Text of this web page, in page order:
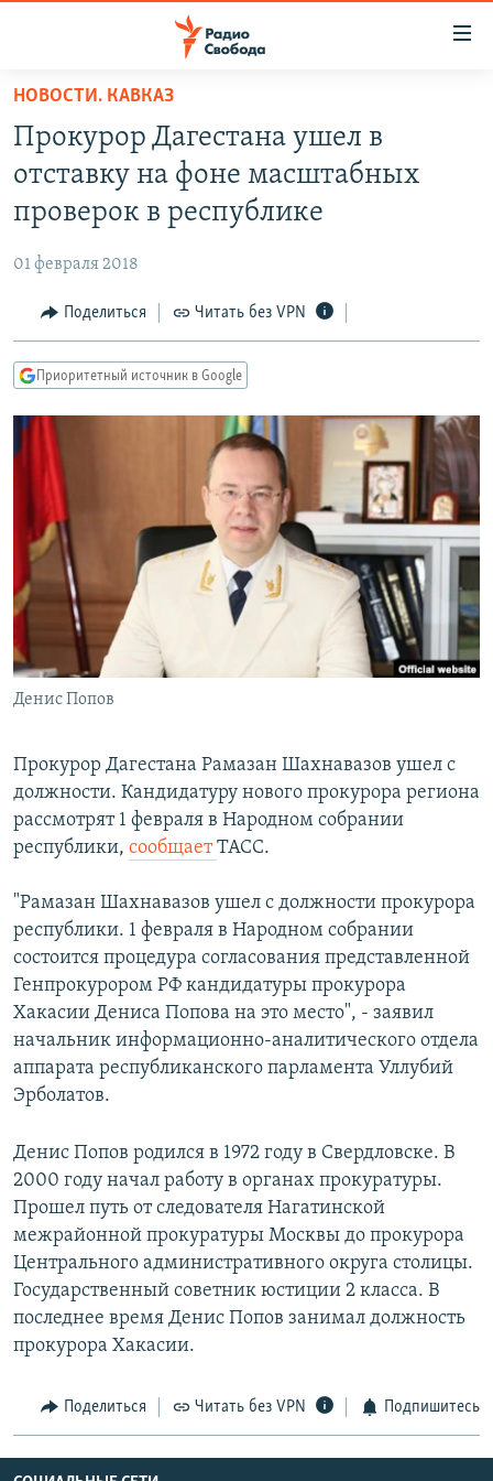
упрощенного
доступа
основному
Вернутся
Вернутся
поиску
ПОДКАСТЫ
АВТОРСКИЕ ПРОЕКТЫ
МНЕНИЯ
КУЛЬТУРА
КАВКАЗ.РЕАЛИИ
СЕВЕР.РЕАЛИИ
СИБИРЬ.РЕАЛИИ
РАСПИСАНИЕ ВЕЩАНИЯ
ПОДПИШИТЕСЬ НА РАССЫЛКУ
СОЦИАЛЬНЫЕ СЕТИ
Все сайты РСЕ/РС
НОВОСТИ. КАВКАЗ
Прокурор Дагестана ушел в
отставку на фоне масштабных
проверок в республике
01 февраля 2018
Поделиться Читать без VPN
Приоритетный источник в Google
Денис Попов
Прокурор Дагестана Рамазан Шахнавазов ушел с
должности. Кандидатуру нового прокурора региона
рассмотрят 1 февраля в Народном собрании
республики, сообщаетТАСС.
"Рамазан Шахнавазов ушел с должности прокурора
республики. 1 февраля в Народном собрании
состоится процедура согласования представленной
Генпрокурором РФ кандидатуры прокурора
Хакасии Дениса Попова на это место", - заявил
начальник информационно-аналитического отдела
аппарата республиканского парламента Уллубий
Эрболатов.
Денис Попов родился в 1972 году в Свердловске. В
2000 году начал работу в органах прокуратуры.
Прошел путь от следователя Нагатинской
межрайонной прокуратуры Москвы до прокурора
Центрального административного округа столицы.
Государственный советник юстиции 2 класса. В
последнее время Денис Попов занимал должность
прокурора Хакасии.
Поделиться Читать без VPN Подпишитесь